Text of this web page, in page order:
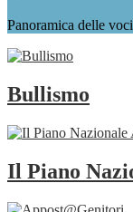
Panoramica delle
Bullismo
Il Piano